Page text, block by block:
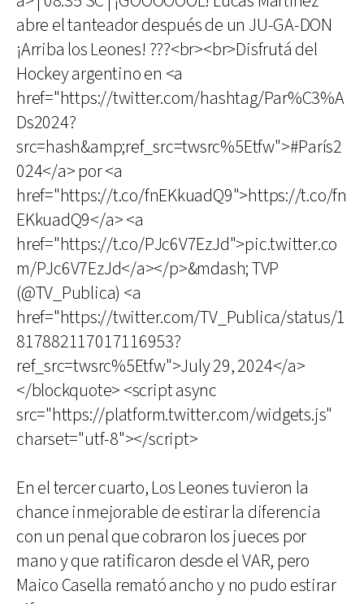
abre el tanteador después de un JU-GA-DON
¡Arriba los Leones! ???<br><br>Disfrutá del
Hockey argentino en <a
href="https://twitter.com/hashtag/Par%C3%A
Ds2024?
src=hash&amp;ref_src=twsrc%5Etfw">#París2
024</a> por <a
href="https://t.co/fnEKkuadQ9">https://t.co/fn
EKkuadQ9</a> <a
href="https://t.co/PJc6V7EzJd">pic.twitter.co
m/PJc6V7EzJd</a></p>&mdash; TVP
(@TV_Publica) <a
href="https://twitter.com/TV_Publica/status/1
817882117017116953?
ref_src=twsrc%5Etfw">July 29, 2024</a>
</blockquote> <script async
src="https://platform.twitter.com/widgets.js"
charset="utf-8"></script>
En el tercer cuarto, Los Leones tuvieron la
chance inmejorable de estirar la diferencia
con un penal que cobraron los jueces por
mano y que ratificaron desde el VAR, pero
Maico Casella remató ancho y no pudo estirar